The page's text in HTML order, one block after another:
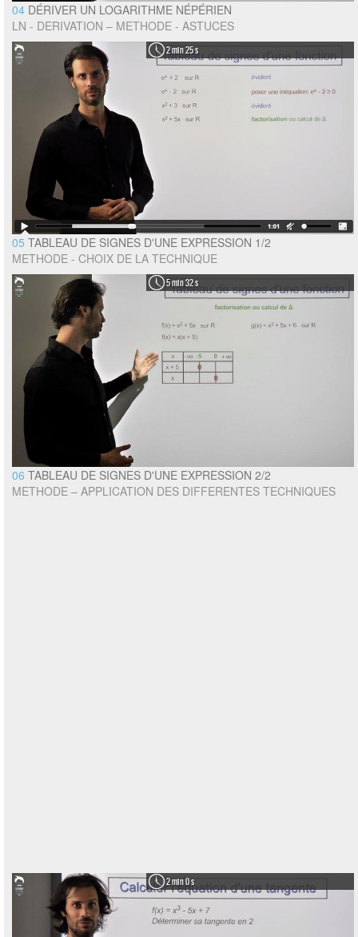
04 DÉRIVER UN LOGARITHME NÉPÉRIEN
LN - DERIVATION – METHODE - ASTUCES
2 min 25 s
05 TABLEAU DE SIGNES D'UNE EXPRESSION 1/2
METHODE - CHOIX DE LA TECHNIQUE
5 min 32 s
06 TABLEAU DE SIGNES D'UNE EXPRESSION 2/2
METHODE – APPLICATION DES DIFFERENTES TECHNIQUES
2 min 0 s